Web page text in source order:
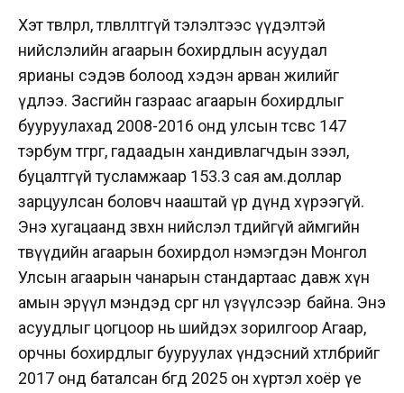
Хэт төвлөрөл, төлөвлөлтгүй тэлэлтээс үүдэлтэй
нийслэлийн агаарын бохирдлын асуудал
ярианы сэдэв болоод хэдэн арван жилийг
үдлээ. Засгийн газраас агаарын бохирдлыг
бууруулахад 2008-2016 онд улсын төсвөөс 147
тэрбум төгрөг, гадаадын хандивлагчдын зээл,
буцалтгүй тусламжаар 153.3 сая ам.доллар
зарцуулсан боловч нааштай үр дүнд хүрээгүй.
Энэ хугацаанд зөвхөн нийслэл төдийгүй аймгийн
төвүүдийн агаарын бохирдол нэмэгдэн Монгол
Улсын агаарын чанарын стандартаас давж хүн
амын эрүүл мэндэд сөрөг нөлөө үзүүлсээр байна. Энэ
асуудлыг цогцоор нь шийдэх зорилгоор Агаар,
орчны бохирдлыг бууруулах үндэсний хөтөлбөрийг
2017 онд баталсан бөгөөд 2025 он хүртэл хоёр үе